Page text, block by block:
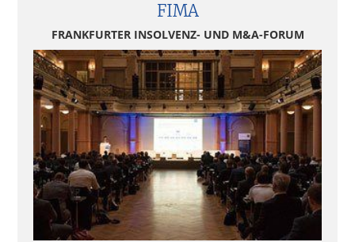
FIMA
FRANKFURTER INSOLVENZ- UND M&A-FORUM